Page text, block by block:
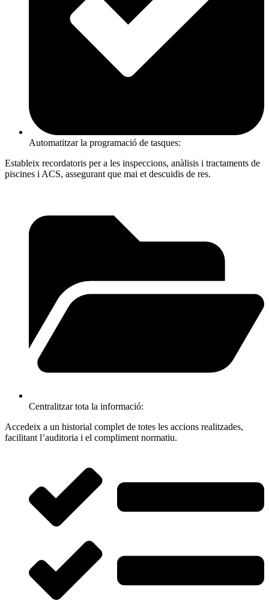
Automatitzar la programació de tasques:
Estableix recordatoris per a les inspeccions, anàlisis i tractaments de
piscines i ACS, assegurant que mai et descuidis de res.
Centralitzar tota la informació:
Accedeix a un historial complet de totes les accions realitzades,
facilitant l’auditoria i el compliment normatiu.